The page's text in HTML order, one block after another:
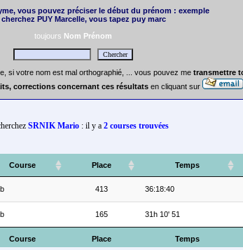
vous pouvez préciser le début du prénom : exemple
PUY Marcelle, vous tapez puy marc
toujours Nom Prénom
si votre nom est mal orthographié, ... vous pouvez me transmettre
corrections concernant ces résultats en cliquant sur
SRNIK Mario: il y a 2 courses trouvées
Course Place Temps
Course Place Temps
413 36:18:40
165 31h 10' 51